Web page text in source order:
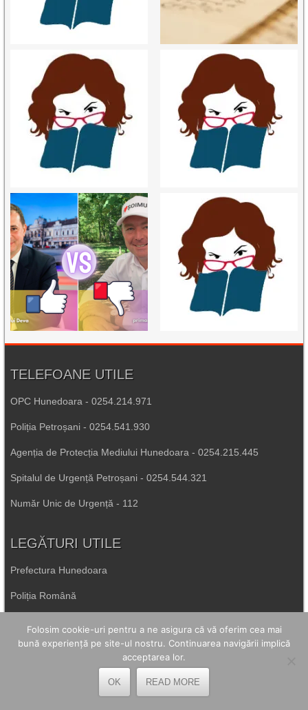
TELEFOANE UTILE
OPC Hunedoara - 0254.214.971
Poliția Petroșani - 0254.541.930
Agenția de Protecția Mediului Hunedoara - 0254.215.445
Spitalul de Urgență Petroșani - 0254.544.321
Număr Unic de Urgență - 112
LEGĂTURI UTILE
Prefectura Hunedoara
Poliția Română
Consiliul Județean Hunedoara
Folosim cookie-uri pentru a ne asigura că vă oferim cea mai
bună experiență pe site-ul nostru. Continuarea navigării implică
acceptarea lor.
OK READ MORE